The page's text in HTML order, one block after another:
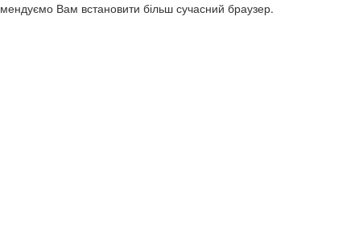
Вам встановити більш сучасний браузер.